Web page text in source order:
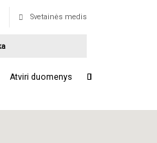
Svetainės medis
Atviri duomenys